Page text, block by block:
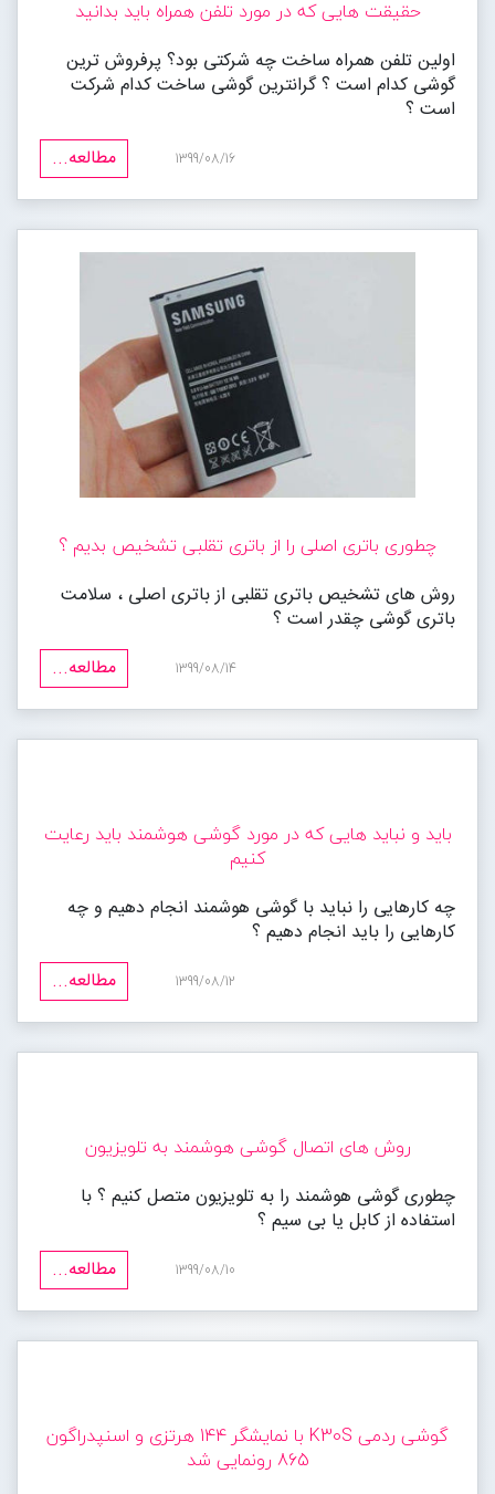
حقیقت هایی که در مورد تلفن همراه باید بدانید
اولین تلفن همراه ساخت چه شرکتی بود؟ پرفروش ترین
گوشی کدام است ؟ گرانترین گوشی ساخت کدام شرکت
است ؟
مطالعه...
1399/08/16
چطوری باتری اصلی را از باتری تقلبی تشخیص بدیم ؟
روش های تشخیص باتری تقلبی از باتری اصلی ، سلامت
باتری گوشی چقدر است ؟
مطالعه...
1399/08/14
باید و نباید هایی که در مورد گوشی هوشمند باید رعایت
کنیم
چه کارهایی را نباید با گوشی هوشمند انجام دهیم و چه
کارهایی را باید انجام دهیم ؟
مطالعه...
1399/08/12
روش های اتصال گوشی هوشمند به تلویزیون
چطوری گوشی هوشمند را به تلویزیون متصل کنیم ؟ با
استفاده از کابل یا بی سیم ؟
مطالعه...
1399/08/10
گوشی ردمی K30S با نمایشگر 144 هرتزی و اسنپدراگون
865 رونمایی شد